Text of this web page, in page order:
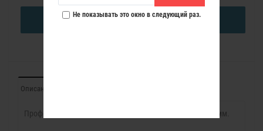
Не показывать это окно в следующий раз.
КУПИТЬ В ОДИН КЛИК
Описание
Профессиональная Прямая пазовая фреза Диаметр 18 мм.